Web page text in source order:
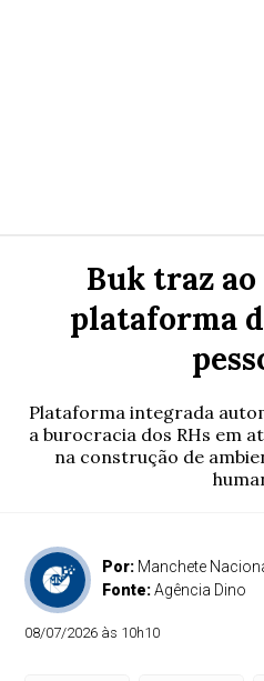
Buk traz
plataforma
Plataforma integrada
a burocracia dos RHs em
na construção de
Por: Manchete
Fonte:Agência Dino
08/07/2026 às 10h10